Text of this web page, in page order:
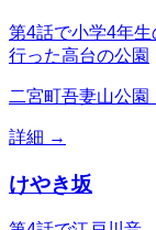
第4話で小学4年
行った高台の公園
二宮町吾妻山公
詳細 →
けやき坂